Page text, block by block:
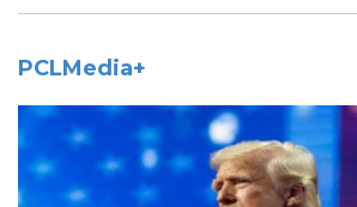
PCLMedia+